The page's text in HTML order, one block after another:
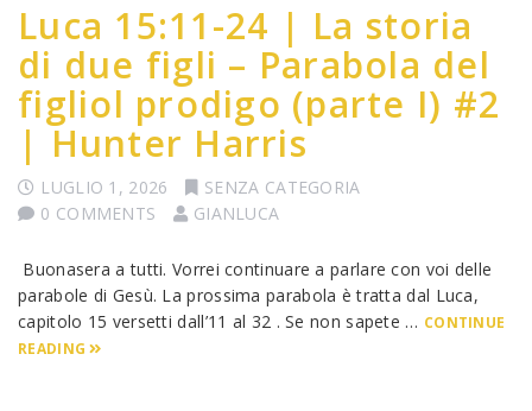
Luca 15:11-24 | La storia
di due figli – Parabola del
figliol prodigo (parte I) #2
| Hunter Harris
LUGLIO 1, 2026
SENZA CATEGORIA
0 COMMENTS
GIANLUCA
Buonasera a tutti. Vorrei continuare a parlare con voi delle
parabole di Gesù. La prossima parabola è tratta dal Luca,
capitolo 15 versetti dall’11 al 32 . Se non sapete … CONTINUE
READING